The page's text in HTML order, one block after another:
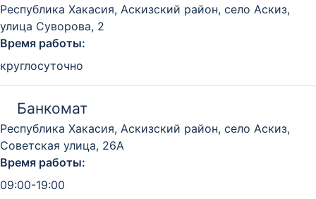
Республика Хакасия, Аскизский район, село Аскиз,
улица Суворова, 2
Время работы:
круглосуточно
Банкомат
Республика Хакасия, Аскизский район, село Аскиз,
Советская улица, 26А
Время работы:
09:00-19:00